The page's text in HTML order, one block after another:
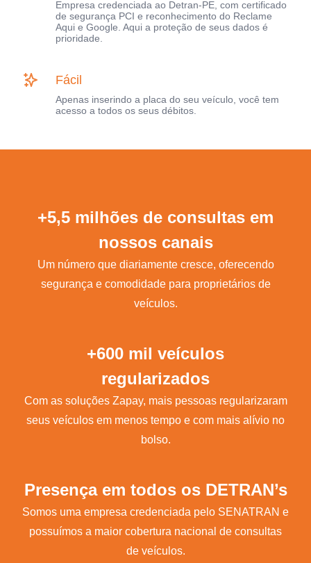
Empresa credenciada ao Detran-PE, com certificado
de segurança PCI e reconhecimento do Reclame
Aqui e Google. Aqui a proteção de seus dados é
prioridade.
Fácil
Apenas inserindo a placa do seu veículo, você tem
acesso a todos os seus débitos.
+5,5 milhões de consultas em
nossos canais
Um número que diariamente cresce, oferecendo
segurança e comodidade para proprietários de
veículos.
+600 mil veículos
regularizados
Com as soluções Zapay, mais pessoas regularizaram
seus veículos em menos tempo e com mais alívio no
bolso.
Presença em todos os DETRAN’s
Somos uma empresa credenciada pelo SENATRAN e
possuímos a maior cobertura nacional de consultas
de veículos.